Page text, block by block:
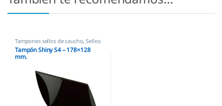
Tampones sellos de caucho,Sellos
empresas
Tampón Shiny S4 – 178×128
mm.